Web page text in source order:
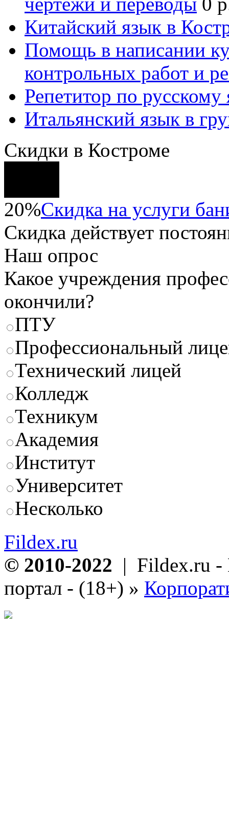
Китайский язык в
Помощь в написании
контрольных работ и
Репетитор по русскому
Итальянский язык в
Скидки в Костроме
20%Скидка на услуги
Скидка действует
Наш опрос
Какое учреждения
окончили?
ПТУ
Профессиональный
Технический лицей
Колледж
Техникум
Академия
Институт
Университет
Несколько
Fildex.ru
© 2010-2022 | Fildex.ru -
портал - (18+) »